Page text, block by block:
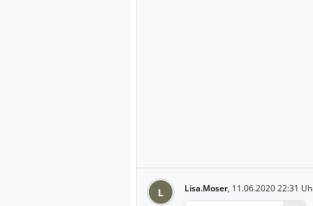
L Lisa.Moser, 11.06.2020 22:31